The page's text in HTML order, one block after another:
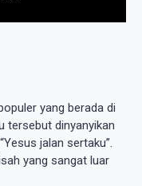
yang berada di
tersebut dinyanyikan
jalan sertaku”.
yang sangat luar